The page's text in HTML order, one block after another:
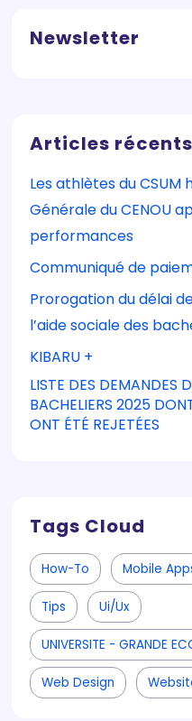
Newsletter
Articles récents
Les athlètes du
Générale du CENOU
performances
Communiqué de
Prorogation du délai
l’aide sociale des
KIBARU +
LISTE DES DEMANDES
BACHELIERS 2025
ONT ÉTÉ REJETÉES
Tags Cloud
How-To Mobile
Tips Ui/ux
UNIVERSITE - GRANDE
Web Design